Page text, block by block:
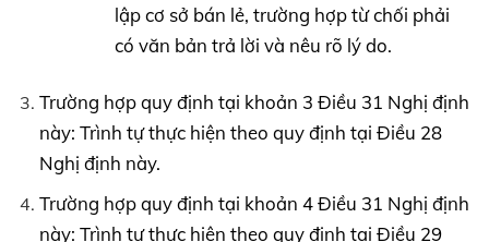
lập cơ sở bán lẻ, trường hợp từ chối phải
có văn bản trả lời và nêu rõ lý do.
Trường hợp quy định tại khoản 3 Điều 31 Nghị định
này: Trình tự thực hiện theo quy định tại Điều 28
Nghị định này.
Trường hợp quy định tại khoản 4 Điều 31 Nghị định
này: Trình tự thực hiện theo quy định tại Điều 29